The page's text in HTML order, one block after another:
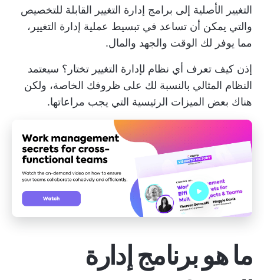
التغيير الأصلية إلى برامج إدارة التغيير القابلة للتخصيص
والتي يمكن أن تساعد في تبسيط عملية إدارة التغيير،
مما يوفر لك الوقت والجهد والمال.
إذن كيف تعرف أي نظام لإدارة التغيير تختار؟ سيعتمد
النظام المثالي بالنسبة لك على ظروفك الخاصة، ولكن
هناك بعض الميزات الرئيسية التي يجب مراعاتها.
ما هو برنامج إدارة